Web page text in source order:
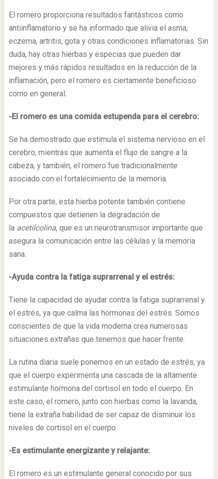
El romero proporciona resultados fantásticos como
antiinflamatorio y se ha informado que alivia el asma,
eczema, artritis, gota y otras condiciones inflamatorias. Sin
duda, hay otras hierbas y especias que pueden dar
mejores y más rápidos resultados en la reducción de la
inflamación, pero el romero es ciertamente beneficioso
como en general.
-El romero es una comida estupenda para el cerebro:
Se ha demostrado que estimula el sistema nervioso en el
cerebro, mientras que aumenta el flujo de sangre a la
cabeza, y también, el romero fue tradicionalmente
asociado con el fortalecimiento de la memoria.
Por otra parte, esta hierba potente también contiene
compuestos que detienen la degradación de
la acetilcolina, que es un neurotransmisor importante que
asegura la comunicación entre las células y la memoria
sana.
-Ayuda contra la fatiga suprarrenal y el estrés:
Tiene la capacidad de ayudar contra la fatiga suprarrenal y
el estrés, ya que calma las hormonas del estrés. Somos
conscientes de que la vida moderna crea numerosas
situaciones extrañas que tenemos que hacer frente.
La rutina diaria suele ponernos en un estado de estrés, ya
que el cuerpo experimenta una cascada de la altamente
estimulante hormona del cortisol en todo el cuerpo. En
este caso, el romero, junto con hierbas como la lavanda,
tiene la extraña habilidad de ser capaz de disminuir los
niveles de cortisol en el cuerpo.
-Es estimulante energizante y relajante:
El romero es un estimulante general conocido por sus